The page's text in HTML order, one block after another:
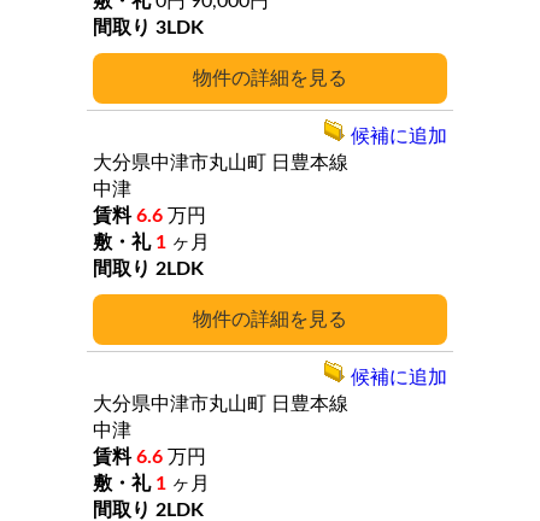
詳細
3LDK
詳細
大分県中津市丸山町
日豊本線
中津
6.6 万円
1 ヶ月
2LDK
候補に追加
大分県中津市丸山町
日豊本線
中津
6.6 万円
1 ヶ月
2LDK
候補に追加